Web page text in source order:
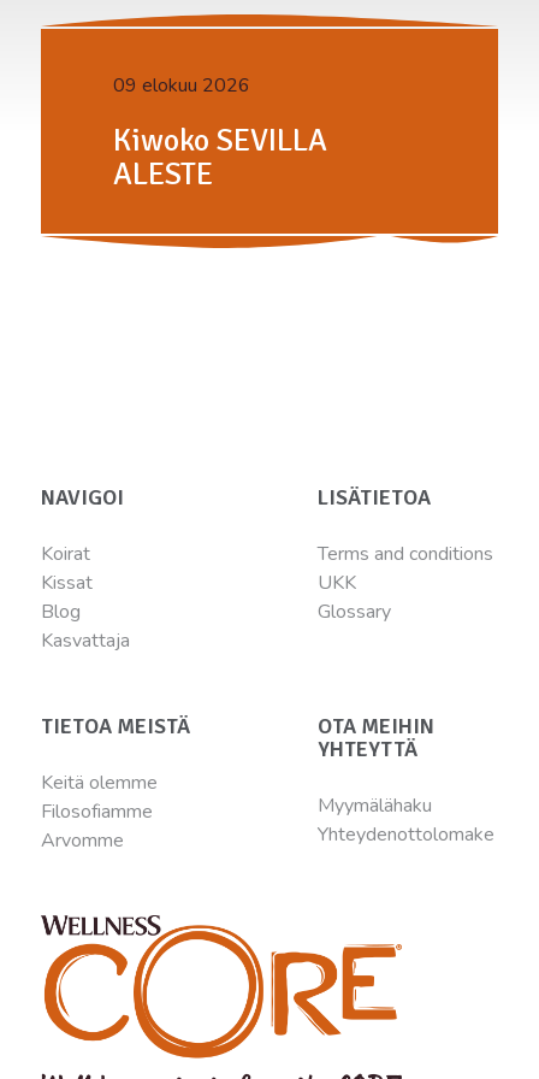
09 elokuu 2026
Kiwoko SEVILLA
ALESTE
NAVIGOI
Koirat
Kissat
Blog
Kasvattaja
LISÄTIETOA
Terms and conditions
UKK
Glossary
TIETOA MEISTÄ
Keitä olemme
Filosofiamme
Arvomme
OTA MEIHIN
YHTEYTTÄ
Myymälähaku
Yhteydenottolomake